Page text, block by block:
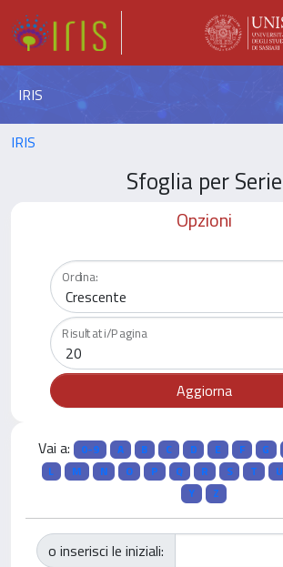
IRIS
IRIS
Sfoglia per Serie
Opzioni
Ordina:
Risultati/Pagina
Vai a: 0-9 A B C D E F G
L
M N O P Q R S T U
Y
Z
o inserisci le iniziali: